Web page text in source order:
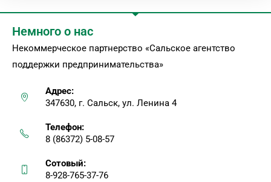
Немного о нас
Некоммерческое партнерство «Сальское агентство
поддержки предпринимательства»
Адрес:
347630, г. Сальск, ул. Ленина 4
Телефон:
8 (86372) 5-08-57
Сотовый:
8-928-765-37-76